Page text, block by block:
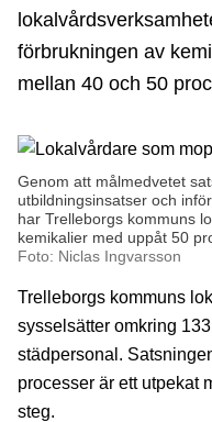
förbrukningen av
mellan 40 och 50
Genom att målmedvetet
utbildningsinsatser och
har Trelleborgs kommuns
kemikalier med uppåt 50
Foto: Niclas Ingvarsson
Trelleborgs kommuns
sysselsätter omkring
städpersonal.
processer är ett utpekat
steg.